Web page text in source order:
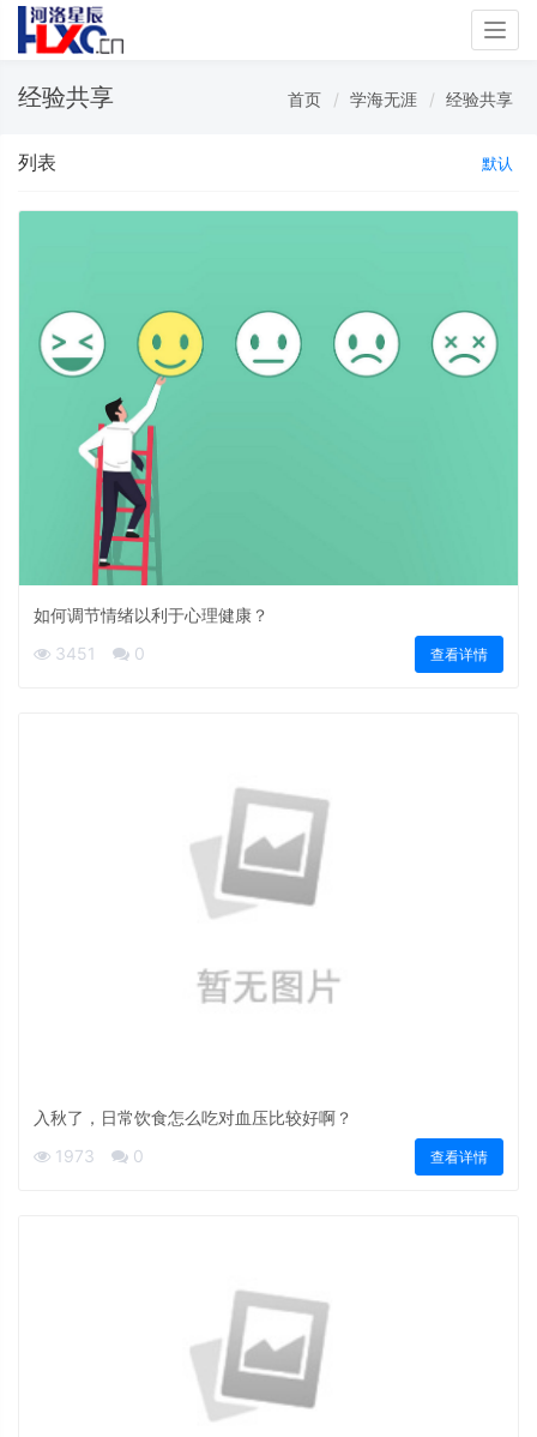
经验共享 首页 学海无涯 经验共享
列表 默认
如何调节情绪以利于心理健康？
3451
0 查看详情
入秋了，日常饮食怎么吃对血压比较好啊？
1973
0 查看详情